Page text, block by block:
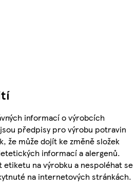
informací o výrobcích
předpisy pro výrobu potravin
že může dojít ke změně složek
informací a alergenů.
na výrobku a nespoléhat se
na internetových stránkách.